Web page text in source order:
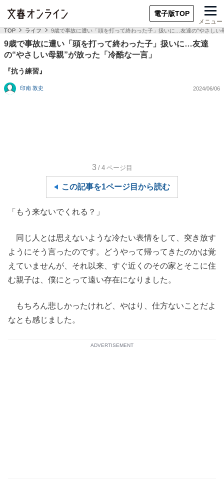
電子版TOP
メニュー
TOP ライフ 9歳で事故に遭い「頭を打って終わった子」扱いに…友達の“やさしい
9歳で事故に遭い「頭を打って終わった子」扱いに…友達
の“やさしい母親”が放った「冷酷な一言」
『抗う練習』
印南 敦史 2024/06/06
3 /4 ページ目
この記事を1ページ目から読む
「もう来ないでくれる？」
同じ人とは思えないような冷たい表情をして、突き放す
ようにそう言ったのです。どうやって帰ってきたのかは覚
えていませんが、それ以来、すぐ近くのその家とそこに住
む親子は、僕にとって遠い存在になりました。
もちろん悲しかったけれど、やはり、仕方ないことだよ
なとも感じました。
ADVERTISEMENT